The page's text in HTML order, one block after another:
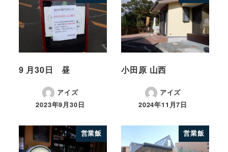
9 月30日 昼
アイズ
2023年9月30日
小田原 山西
アイズ
2024年11月7日
営業飯 営業飯